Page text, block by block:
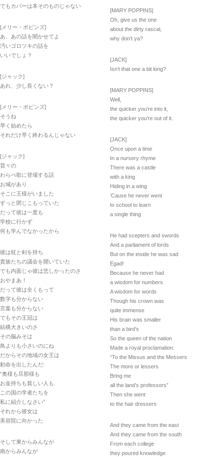
でもカバーは本そのものじゃない
[メリー・ポピンズ]
あ、あの話を聞かせてよ
汚いゴロツキの話を
いいでしょ？
[ジャック]
あれ、少し長くない？
[メリー・ポピンズ]
そうね
早く始めたら
それだけ早く終わるんじゃない
[ジャック]
昔々の
わらべ歌に登場する話
お城があり
そこに王様がいました
ずっと閉じこもっていた
だって彼は一度も
学校に行かず
何も学んでなかったから
彼は杖と剣を持ち
貴族たちの議会を開いていた
でも内面じゃ彼は悲しかったのさ
おやまあ！
だって彼は全くもって
数字も分からない
言葉も分からない
でもその王冠は
結構大きいのさ
その脳みそは
鳥よりも小さいのにね
だからその地域の女王は
勅命を出したんだ:
“奥様も旦那様も
お金持ちも貧しい人も
この国の学者たちを
私に紹介しなさい”
それから彼女は
美容院に向かった
そして東からみんなが
南からみんなが
[MARY POPPINS]
Oh, give us the one
about the dirty rascal,
why don’t ya?
[JACK]
Isn’t that one a bit long?
[MARY POPPINS]
Well,
the quicker you’re into it,
the quicker you’re out of it.
[JACK]
Once upon a time
In a nursery rhyme
There was a castle
with a king
Hiding in a wing
‘Cause he never went
to school to learn
a single thing
He had scepters and swords
And a parliament of lords
But on the inside he was sad
Egad!
Because he never had
a wisdom for numbers
A wisdom for words
Though his crown was
quite immense
His brain was smaller
than a bird’s
So the queen of the nation
Made a royal proclamation:
“To the Missus and the Messers
The more or lessers
Bring me
all the land’s professors”
Then she went
to the hair dressers
And they came from the east
And they came from the south
From each college
they poured knowledge